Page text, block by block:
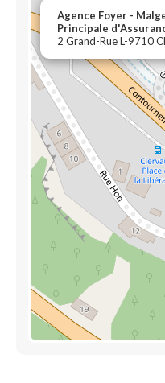
Agence Foyer -
Principale
2 Grand-Rue L-9710